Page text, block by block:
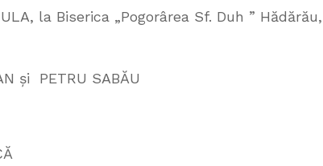
la Biserica „Pogorârea Sf. Duh ” Hădărău,
și PETRU SABĂU